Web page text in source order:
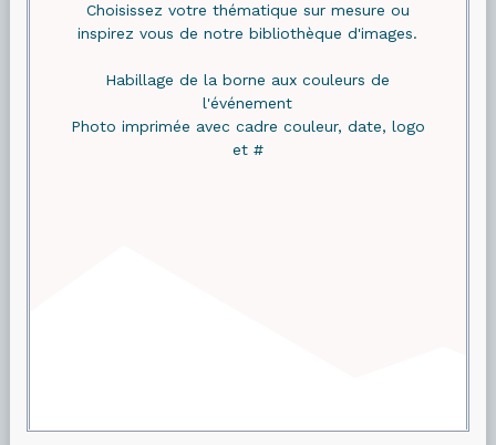
Choisissez votre thématique sur mesure ou
inspirez vous de notre bibliothèque d'images.
Habillage de la borne aux couleurs de
l'événement
Photo imprimée avec cadre couleur, date, logo
et #